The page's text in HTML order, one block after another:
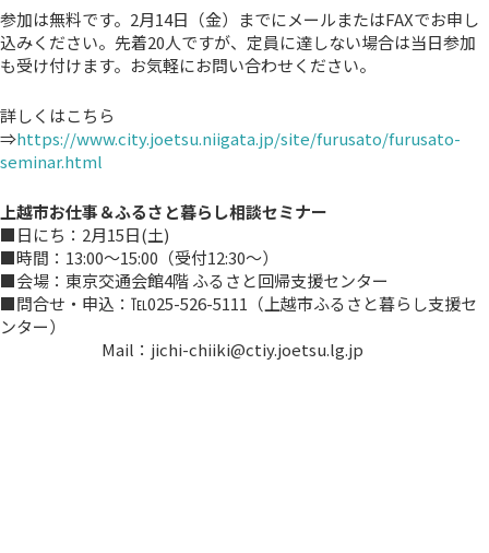
参加は無料です。2月14日（金）までにメールまたはFAXでお申し
込みください。先着20人ですが、定員に達しない場合は当日参加
も受け付けます。お気軽にお問い合わせください。
詳しくはこちら
⇒https://www.city.joetsu.niigata.jp/site/furusato/furusato-
seminar.html
上越市お仕事＆ふるさと暮らし相談セミナー
■日にち：2月15日(土)
■時間：13:00～15:00（受付12:30～）
■会場：東京交通会館4階 ふるさと回帰支援センター
■問合せ・申込：℡025-526-5111（上越市ふるさと暮らし支援セ
ンター）
Mail：jichi-chiiki@ctiy.joetsu.lg.jp